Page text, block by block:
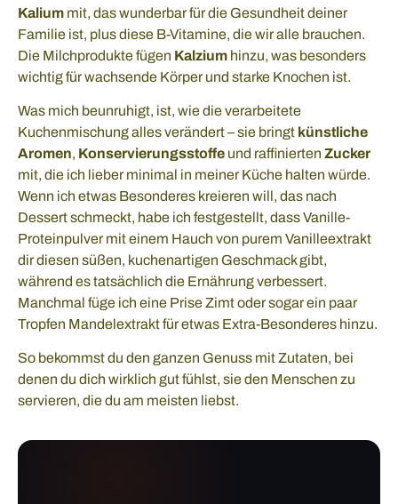
Kalium mit, das wunderbar für die Gesundheit deiner
Familie ist, plus diese B-Vitamine, die wir alle brauchen.
Die Milchprodukte fügen Kalzium hinzu, was besonders
wichtig für wachsende Körper und starke Knochen ist.
Was mich beunruhigt, ist, wie die verarbeitete
Kuchenmischung alles verändert – sie bringt künstliche
Aromen, Konservierungsstoffe und raffinierten Zucker
mit, die ich lieber minimal in meiner Küche halten würde.
Wenn ich etwas Besonderes kreieren will, das nach
Dessert schmeckt, habe ich festgestellt, dass Vanille-
Proteinpulver mit einem Hauch von purem Vanilleextrakt
dir diesen süßen, kuchenartigen Geschmack gibt,
während es tatsächlich die Ernährung verbessert.
Manchmal füge ich eine Prise Zimt oder sogar ein paar
Tropfen Mandelextrakt für etwas Extra-Besonderes hinzu.
So bekommst du den ganzen Genuss mit Zutaten, bei
denen du dich wirklich gut fühlst, sie den Menschen zu
servieren, die du am meisten liebst.